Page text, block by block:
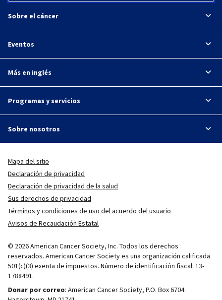
Sobre el cáncer
Eventos
Más en inglés
Programas y servicios
Sobre nosotros
Mapa del sitio
Declaración de privacidad
Declaración de privacidad de la salud
Sus derechos de privacidad
Términos y condiciones de uso del acuerdo del usuario
Avisos de Recaudación Estatal
© 2026 American Cancer Society, Inc. Todos los derechos
reservados. American Cancer Society es una organización calificada
501(c)(3) exenta de impuestos. Número de identificación fiscal: 13-
1788491.
Donar por correo: American Cancer Society, P.O. Box 6704.